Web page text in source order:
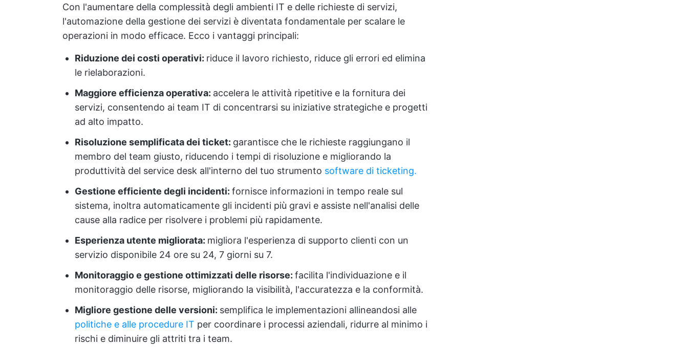
Con l'aumentare della complessità degli ambienti IT e delle richieste di servizi,
l'automazione della gestione dei servizi è diventata fondamentale per scalare le
operazioni in modo efficace. Ecco i vantaggi principali:
Riduzione dei costi operativi: riduce il lavoro richiesto, riduce gli errori ed elimina
le rielaborazioni.
Maggiore efficienza operativa: accelera le attività ripetitive e la fornitura dei
servizi, consentendo ai team IT di concentrarsi su iniziative strategiche e progetti
ad alto impatto.
Risoluzione semplificata dei ticket: garantisce che le richieste raggiungano il
membro del team giusto, riducendo i tempi di risoluzione e migliorando la
produttività del service desk all'interno del tuo strumento software di ticketing.
Gestione efficiente degli incidenti: fornisce informazioni in tempo reale sul
sistema, inoltra automaticamente gli incidenti più gravi e assiste nell'analisi delle
cause alla radice per risolvere i problemi più rapidamente.
Esperienza utente migliorata: migliora l'esperienza di supporto clienti con un
servizio disponibile 24 ore su 24, 7 giorni su 7.
Monitoraggio e gestione ottimizzati delle risorse: facilita l'individuazione e il
monitoraggio delle risorse, migliorando la visibilità, l'accuratezza e la conformità.
Migliore gestione delle versioni: semplifica le implementazioni allineandosi alle
politiche e alle procedure IT per coordinare i processi aziendali, ridurre al minimo i
rischi e diminuire gli attriti tra i team.